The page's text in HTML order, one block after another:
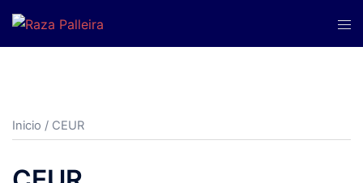
Saltar
contenido
Inicio / CEUR